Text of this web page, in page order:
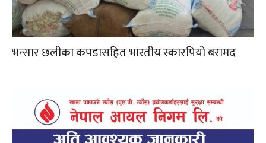
भन्सार छलीका कपडासहित भारतीय स्कारपियो बरामद